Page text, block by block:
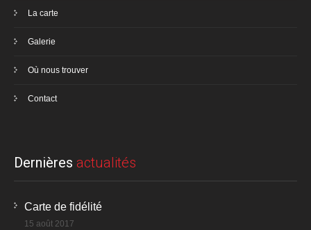
La carte
Galerie
Où nous trouver
Contact
Dernières actualités
Carte de fidélité
15 août 2017